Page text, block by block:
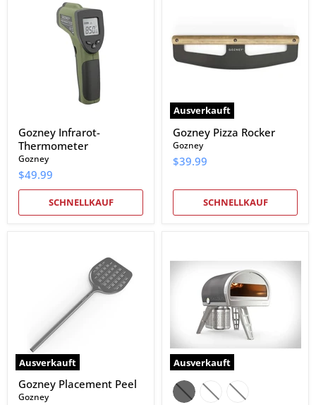
Thermometer
Gozney Infrarot-
Thermometer
Gozney
$49.99
SCHNELLKAUF
Ausverkauft
Gozney Pizza Rocker
Gozney
$39.99
SCHNELLKAUF
Ausverkauft
Gozney Placement Peel
Gozney
Ausverkauft
Pizzaofen